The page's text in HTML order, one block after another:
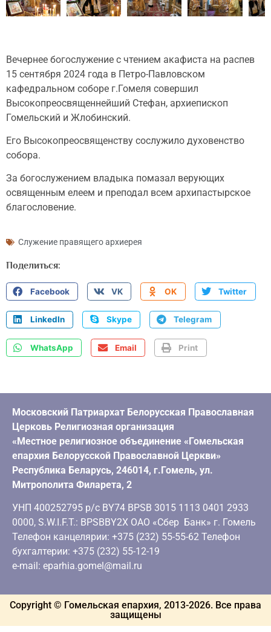
Вечернее богослужение с чтением акафиста на распев
15 сентября 2024 года в Петро-Павловском
кафедральном соборе г.Гомеля совершил
Высокопреосвященнейший Стефан, архиепископ
Гомельский и Жлобинский.
Его Высокопреосвященству сослужило духовенство
собора.
За богослужением владыка помазал верующих
освященным елеем и преподал всем архипастырское
благословение.
Служение правящего архиерея
Поделиться:
Facebook VK OK Twitter
LinkedIn Skype Telegram
WhatsApp Email Print
Московский Патриархат Белорусская Православная
Церковь Религиозная организация
«Местное религиозное объединение «Гомельская
епархия Белорусской Православной Церкви»
Республика Беларусь, 246014, г.Гомель, ул.
Митрополита Филарета, 2
УНП 400252795 р/с BY74 BPSB 3015 1113 0401 2933
0000, S.W.I.F.T.: BPSBBY2X ОАО «Сбер Банк» г. Гомель
Телефон канцелярии: +375 (232) 55-55-62 Телефон
бухгалтерии: +375 (232) 55-12-19
e-mail: eparhia.gomel@mail.ru
Copyright © Гомельская епархия, 2013-2026. Все права
защищены